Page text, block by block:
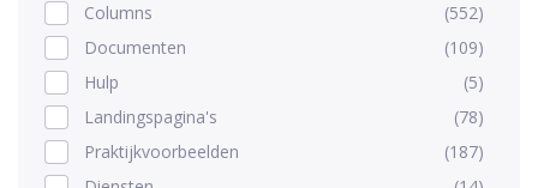
Columns
(552)
Documenten
(109)
Hulp
(5)
Landingspagina's
(78)
Praktijkvoorbeelden
(187)